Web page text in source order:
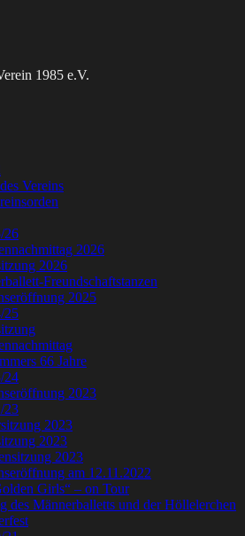
1985 e.V.
Vereins
26
2026
2026
Freundschaftstanzen
2025
25
66 Jahre
24
2023
23
2023
2023
2023
am 12.11.2022
Girls“ – on Tour
des Männerballetts und der Höllelerchen